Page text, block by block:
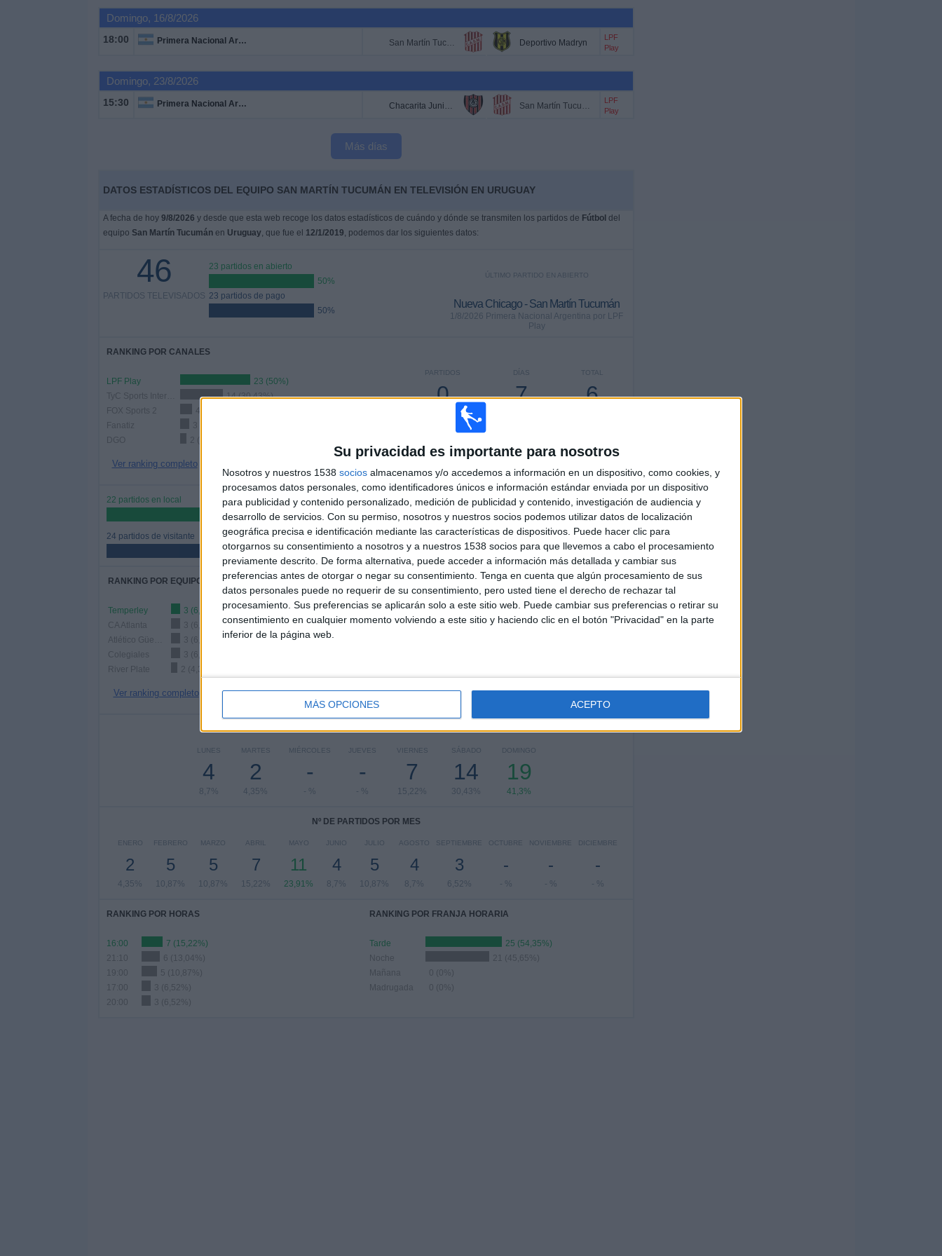
Su privacidad es importante para nosotros
Nosotros y nuestros 1538 socios almacenamos y/o accedemos a información en un dispositivo, como cookies, y
procesamos datos personales, como identificadores únicos e información estándar enviada por un dispositivo
para publicidad y contenido personalizado, medición de publicidad y contenido, investigación de audiencia y
desarrollo de servicios. Con su permiso, nosotros y nuestros socios podemos utilizar datos de localización
geográfica precisa e identificación mediante las características de dispositivos. Puede hacer clic para
otorgarnos su consentimiento a nosotros y a nuestros 1538 socios para que llevemos a cabo el procesamiento
previamente descrito. De forma alternativa, puede acceder a información más detallada y cambiar sus
preferencias antes de otorgar o negar su consentimiento. Tenga en cuenta que algún procesamiento de sus
datos personales puede no requerir de su consentimiento, pero usted tiene el derecho de rechazar tal
procesamiento. Sus preferencias se aplicarán solo a este sitio web. Puede cambiar sus preferencias o retirar su
consentimiento en cualquier momento volviendo a este sitio y haciendo clic en el botón "Privacidad" en la parte
inferior de la página web.
MÁS OPCIONES ACEPTO
Domingo, 16/8/2026
18:00 Primera Nacional Argentina San Martín Tucumán Deportivo Madryn
LPF
Play
Domingo, 23/8/2026
15:30 Primera Nacional Argentina Chacarita Juniors San Martín Tucumán
LPF
Play
Más días
DATOS ESTADÍSTICOS DEL EQUIPO SAN MARTÍN TUCUMÁN EN TELEVISIÓN EN URUGUAY
A fecha de hoy 9/8/2026 y desde que esta web recoge los datos estadísticos de cuándo y dónde se transmiten los partidos de Fútbol del
equipo San Martín Tucumánen Uruguay, que fue el 12/1/2019, podemos dar los siguientes datos:
46
PARTIDOS TELEVISADOS
23 partidos en abierto
50%
23 partidos de pago
50%
ÚLTIMO PARTIDO EN ABIERTO
Nueva Chicago - San Martín Tucumán
1/8/2026 Primera Nacional Argentina por LPF
Play
RANKING POR CANALES
LPF Play
23 (50%)
14 (30,43%)
FOX Sports 2
Fanatiz
3 (6,52%)
DGO
2 (4,35%)
Ver ranking completo
TOTAL
6
DÍAS
7
PARTIDOS
0
CONSECUTIVOS
22 partidos en local
47,83%
24 partidos de visitante
52,17%
TOTAL
30
RIVALES
MÁXIMO
3
VS Temperley
TOTAL
4
COMPETICIONES
RANKING POR EQUIPOS
Temperley
3 (6,52%)
CA Atlanta
3 (6,52%)
3 (6,52%)
Colegiales
3 (6,52%)
River Plate
2 (4,35%)
Ver ranking completo
RANKING POR COMPETICIONES
Primera Nacional Argentina
39 (84,78%)
Primera División Argentina
3 (6,52%)
Ver ranking completo
Nº DE PARTIDOS POR DÍA DE LA SEMANA
LUNES
4
8,7%
MARTES
2
4,35%
MIÉRCOLES
-
- %
JUEVES
-
- %
VIERNES
7
15,22%
SÁBADO
14
30,43%
DOMINGO
19
41,3%
Nº DE PARTIDOS POR MES
ENERO
2
4,35%
FEBRERO
5
10,87%
MARZO
5
10,87%
ABRIL
7
15,22%
MAYO
11
23,91%
JUNIO
4
8,7%
JULIO
5
10,87%
AGOSTO
4
8,7%
SEPTIEMBRE
3
6,52%
OCTUBRE
-
- %
NOVIEMBRE
-
- %
DICIEMBRE
-
- %
RANKING POR HORAS
16:00
7 (15,22%)
21:10
6 (13,04%)
19:00
5 (10,87%)
17:00
3 (6,52%)
20:00
3 (6,52%)
RANKING POR FRANJA HORARIA
Tarde
25 (54,35%)
Noche
21 (45,65%)
Mañana
0 (0%)
Madrugada
0 (0%)